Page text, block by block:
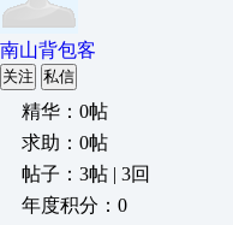
南山背包客
关注 私信
精华：0帖
求助：0帖
帖子：3帖 | 3回
年度积分：0